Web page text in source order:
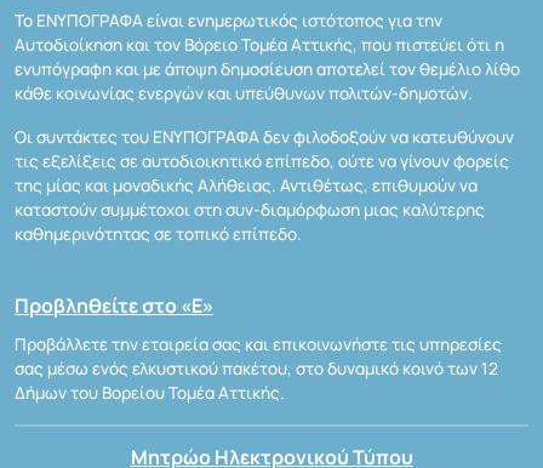
Το ΕΝΥΠΟΓΡΑΦΑ είναι ενημερωτικός ιστότοπος για την
Αυτοδιοίκηση και τον Βόρειο Τομέα Αττικής, που πιστεύει ότι η
ενυπόγραφη και με άποψη δημοσίευση αποτελεί τον θεμέλιο λίθο
κάθε κοινωνίας ενεργών και υπεύθυνων πολιτών-δημοτών.
Οι συντάκτες του ΕΝΥΠΟΓΡΑΦΑ δεν φιλοδοξούν να κατευθύνουν
τις εξελίξεις σε αυτοδιοικητικό επίπεδο, ούτε να γίνουν φορείς
της μίας και μοναδικής Αλήθειας. Αντιθέτως, επιθυμούν να
καταστούν συμμέτοχοι στη συν-διαμόρφωση μιας καλύτερης
καθημερινότητας σε τοπικό επίπεδο.
Προβληθείτε στο «Ε»
Προβάλλετε την εταιρεία σας και επικοινωνήστε τις υπηρεσίες
σας μέσω ενός ελκυστικού πακέτου, στο δυναμικό κοινό των 12
Δήμων του Βορείου Τομέα Αττικής.
Μητρώο Ηλεκτρονικού Τύπου